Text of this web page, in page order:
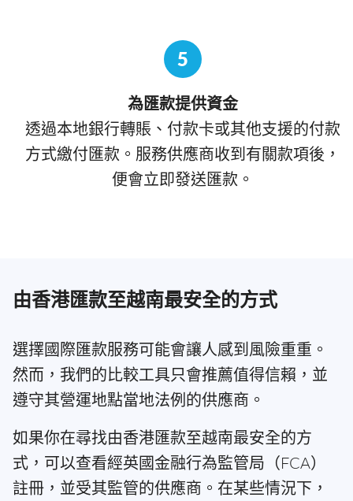
5
為匯款提供資金
透過本地銀行轉賬、付款卡或其他支援的付款
方式繳付匯款。服務供應商收到有關款項後，
便會立即發送匯款。
由香港匯款至越南最安全的方式
選擇國際匯款服務可能會讓人感到風險重重。
然而，我們的比較工具只會推薦值得信賴，並
遵守其營運地點當地法例的供應商。
如果你在尋找由香港匯款至越南最安全的方
式，可以查看經英國金融行為監管局（FCA）
註冊，並受其監管的供應商。在某些情況下，